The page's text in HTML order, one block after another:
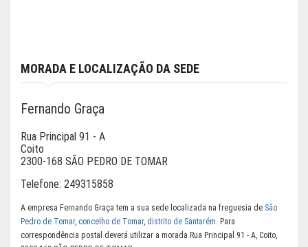
MORADA E LOCALIZAÇÃO DA SEDE
Fernando Graça
Rua Principal 91 - A
Coito
2300-168 SÃO PEDRO DE TOMAR
Telefone: 249315858
A empresa Fernando Graça tem a sua sede localizada na freguesia de São
Pedro de Tomar, concelho de Tomar, distrito de Santarém. Para
correspondência postal deverá utilizar a morada Rua Principal 91 - A, Coito,